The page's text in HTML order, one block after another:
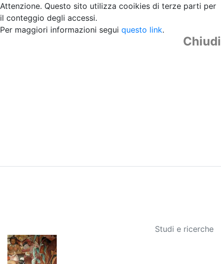
Attenzione. Questo sito utilizza cooikies di terze parti per
il conteggio degli accessi.
Per maggiori informazioni segui questo link.
Chiudi
Studi e ricerche